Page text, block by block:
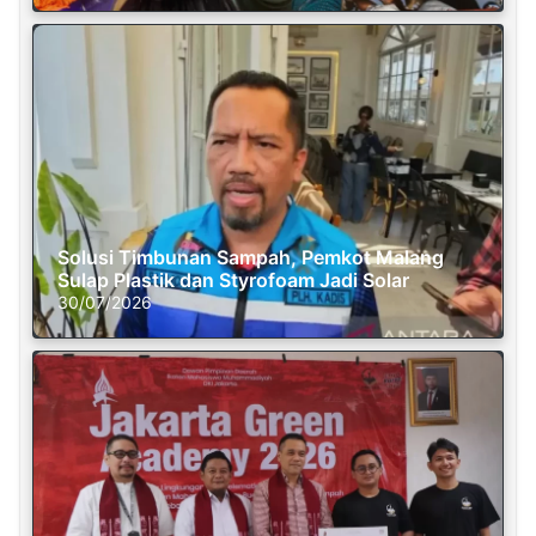
Solusi Timbunan Sampah, Pemkot Malang
Sulap Plastik dan Styrofoam Jadi Solar
30/07/2026